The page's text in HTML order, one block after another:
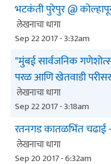
भटकंती पुरेपुर @
लेखनाचा धागा
Sep 22 2017 - 3:32am
"मुंबई सार्वजनिक
परळ आणि खेतवाडी
लेखनाचा धागा
Sep 22 2017 - 3:18am
रतनगड कातळभिंत चढाई
लेखनाचा धागा
Sep 20 2017 - 6:32am